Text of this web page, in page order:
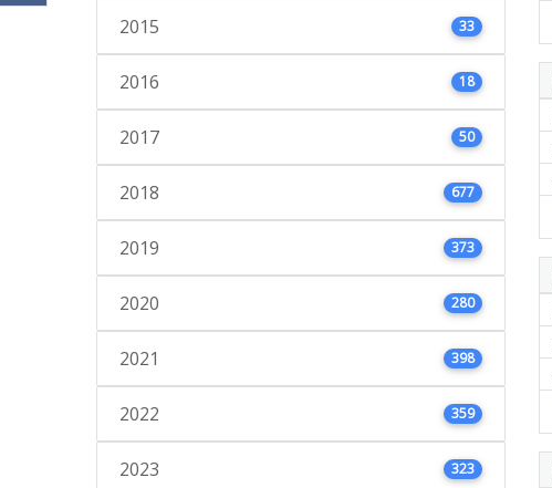
2015 33
2016 18
2017 50
2018 677
2019 373
2020 280
2021 398
2022 359
2023 323